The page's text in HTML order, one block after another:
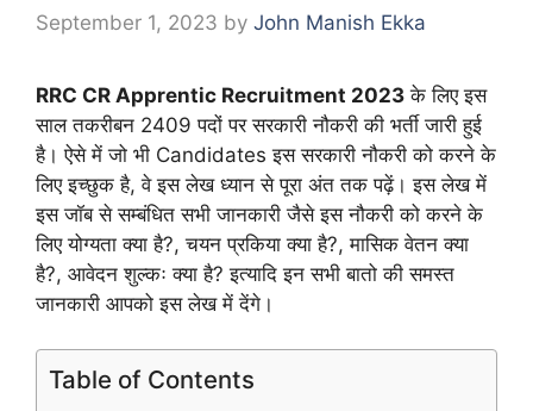
September 1, 2023 by John Manish Ekka
RRC CR Apprentic Recruitment 2023 के लिए इस
साल तकरीबन 2409 पदों पर सरकारी नौकरी की भर्ती जारी हुई
है। ऐसे में जो भी Candidates इस सरकारी नौकरी को करने के
लिए इच्छुक है, वे इस लेख ध्यान से पूरा अंत तक पढ़ें। इस लेख में
इस जॉब से सम्बंधित सभी जानकारी जैसे इस नौकरी को करने के
लिए योग्यता क्या है?, चयन प्रकिया क्या है?, मासिक वेतन क्या
है?, आवेदन शुल्कः क्या है? इत्यादि इन सभी बातो की समस्त
जानकारी आपको इस लेख में देंगे।
Table of Contents